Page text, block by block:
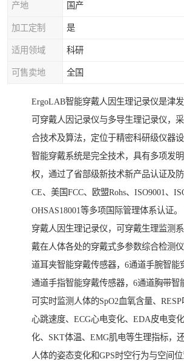
产地 国产
加工定制 是
适用领域 科研
可售卖地 全国
ErgoLAB智能穿戴人因生理记录仪是津
可穿戴人因记录仪与多导生理记录仪，
合技术及算法，定位于精密科研级仪器
智能穿戴系统是完全技术，具有多项发
权，通过了省部级新技术新产品认证及
CE、美国FCC、欧盟Rohs、ISO9001、
OHSAS18001等多项国际管理体系认证
穿戴人因生理记录仪，可穿戴生理监测
戴在人体各处的穿戴式多参数综合检测
道耳夹智能穿戴传感器，6通道手腕智能
通道手指智能穿戴传感器，6通道胸带智
可实时监测人体的SpO2血氧含量、
心跳速度、ECG心电变化、EDA皮电变
化、SKT体温、EMG肌电等生理指标，
人体的姿态变化和GPS时空行为与空间